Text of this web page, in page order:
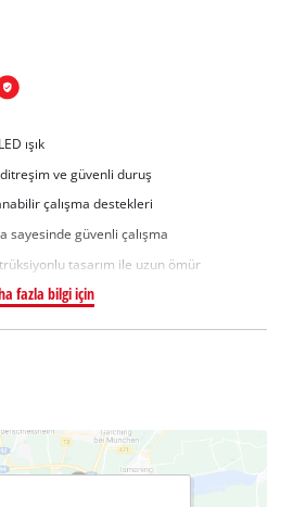
ışık
ve güvenli duruş
çalışma destekleri
sayesinde güvenli çalışma
tasarım ile uzun ömür
fazla bilgi için